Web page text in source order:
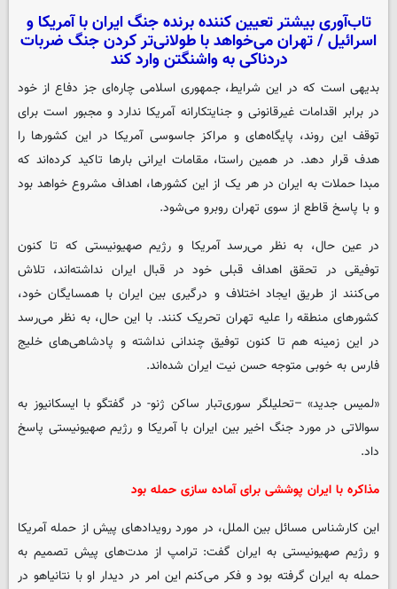
تاب‌آوری بیشتر تعیین کننده برنده جنگ ایران با آمریکا و
اسرائیل / تهران می‌خواهد با طولانی‌تر کردن جنگ ضربات
دردناکی به واشنگتن وارد کند
بدیهی است که در این شرایط، جمهوری اسلامی چاره‌ای جز دفاع از خود
در برابر اقدامات غیرقانونی و جنایتکارانه آمریکا ندارد و مجبور است برای
توقف این روند، پایگاه‌های و مراکز جاسوسی آمریکا در این کشورها را
هدف قرار دهد. در همین راستا، مقامات ایرانی بارها تاکید کرده‌اند که
مبدا حملات به ایران در هر یک از این کشورها، اهداف مشروع خواهد بود
و با پاسخ قاطع از سوی تهران روبرو می‌شود.
در عین حال، به نظر می‌رسد آمریکا و رژیم صهیونیستی که تا کنون
توفیقی در تحقق اهداف قبلی خود در قبال ایران نداشته‌اند، تلاش
می‌کنند از طریق ایجاد اختلاف و درگیری بین ایران با همسایگان خود،
کشورهای منطقه را علیه تهران تحریک کنند. با این حال، به نظر می‌رسد
در این زمینه هم تا کنون توفیق چندانی نداشته و پادشاهی‌های خلیج
فارس به خوبی متوجه حسن نیت ایران شده‌اند.
«لمیس جدید» –تحلیلگر سوری‌تبار ساکن ژنو- در گفتگو با ایسکانیوز به
سوالاتی در مورد جنگ اخیر بین ایران با آمریکا و رژیم صهیونیستی پاسخ
داد.
مذاکره با ایران پوششی برای آماده سازی حمله بود
این کارشناس مسائل بین الملل، در مورد رویدادهای پیش از حمله آمریکا
و رژیم صهیونیستی به ایران گفت: ترامپ از مدت‌های پیش تصمیم به
حمله به ایران گرفته بود و فکر می‌کنم این امر در دیدار او با نتانیاهو در